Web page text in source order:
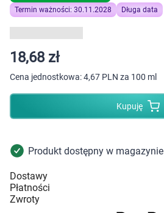
Dziecko
Higiena
Kosmetyki
Mężczyzna
Zdrowy styl życia
Zabawki
Termin ważności: 30.11.2028
Długa data
18,68 zł
Cena jednostkowa:4,67 PLN za 100 ml
Kupuję
Produkt dostępny w magazynie
Dostawy
Płatności
Zwroty